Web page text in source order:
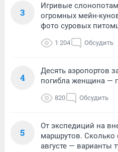
3
Игривые
огромных мейн-
фото суровых
1 204 Обсудить
4
Десять аэропортов
погибла женщина —
820 Обсудить
5
От экспедиций на
маршрутов. Сколько
августе — варианты